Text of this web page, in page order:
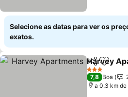
Selecione as datas para ver os
exatos.
Partilhar
Harvey
3 Estrelas
7,8 Boa
a 0.3 km